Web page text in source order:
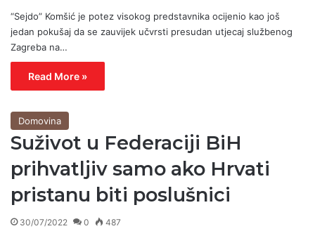
“Sejdo” Komšić je potez visokog predstavnika ocijenio kao još
jedan pokušaj da se zauvijek učvrsti presudan utjecaj službenog
Zagreba na…
Read More »
Domovina
Suživot u Federaciji BiH
prihvatljiv samo ako Hrvati
pristanu biti poslušnici
30/07/2022 0 487